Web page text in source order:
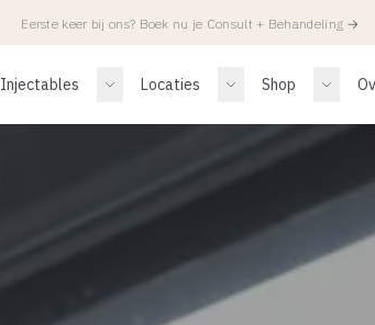
Eerste keer bij ons? Boek nu je Consult + Behandeling →
Injectables Locaties Shop